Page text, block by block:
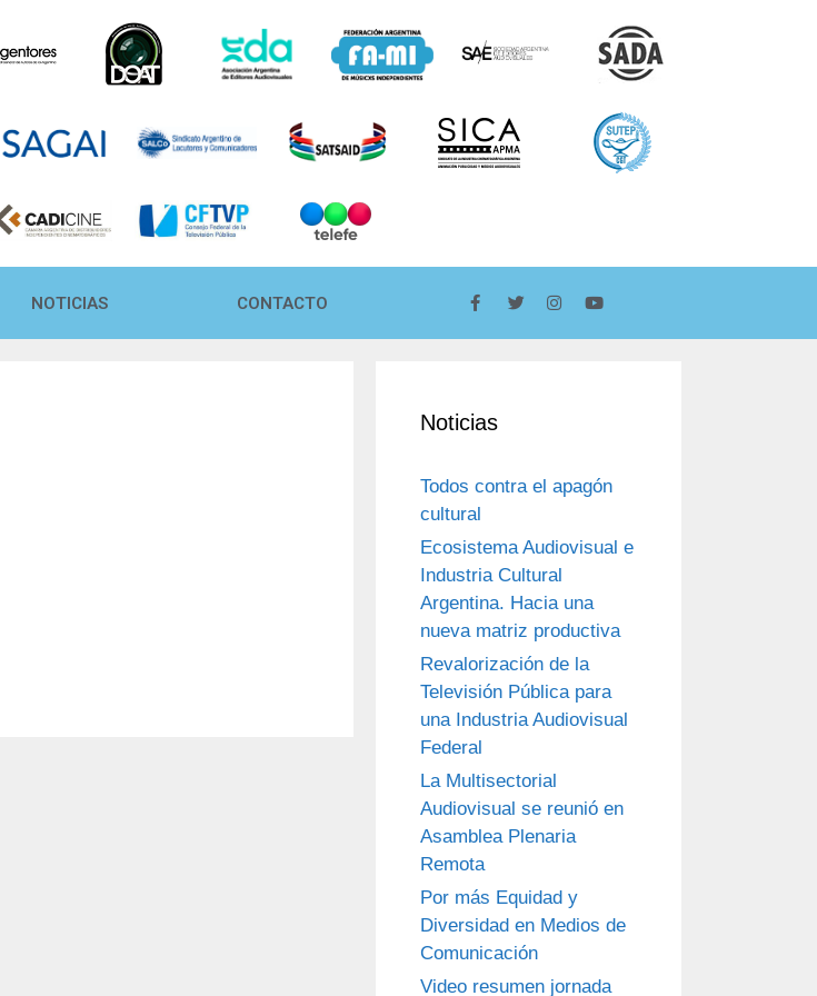
NOTICIAS CONTACTO
Noticias
Todos contra el apagón
cultural
Ecosistema Audiovisual e
Industria Cultural
Argentina. Hacia una
nueva matriz productiva
Revalorización de la
Televisión Pública para
una Industria Audiovisual
Federal
La Multisectorial
Audiovisual se reunió en
Asamblea Plenaria
Remota
Por más Equidad y
Diversidad en Medios de
Comunicación
Video resumen jornada